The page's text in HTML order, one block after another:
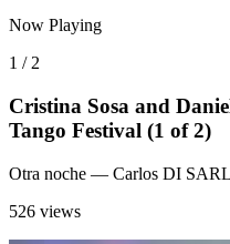
Now Playing
1 / 2
Cristina Sosa and
Tango Festival (1 of 2)
Otra noche — Carlos DI
526 views